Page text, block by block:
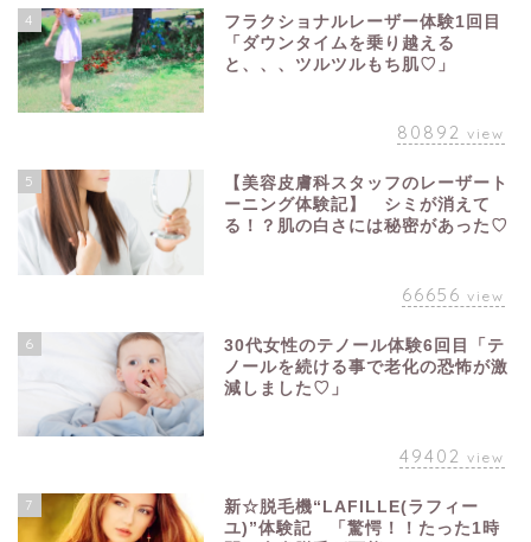
4
フラクショナルレーザー体験1回目
「ダウンタイムを乗り越える
と、、、ツルツルもち肌♡」
80892 view
5
【美容皮膚科スタッフのレーザート
ーニング体験記】 シミが消えて
る！？肌の白さには秘密があった♡
66656 view
6
30代女性のテノール体験6回目「テ
ノールを続ける事で老化の恐怖が激
減しました♡」
49402 view
7
新☆脱毛機“LAFILLE(ラフィー
ユ)”体験記 「驚愕！！たった1時